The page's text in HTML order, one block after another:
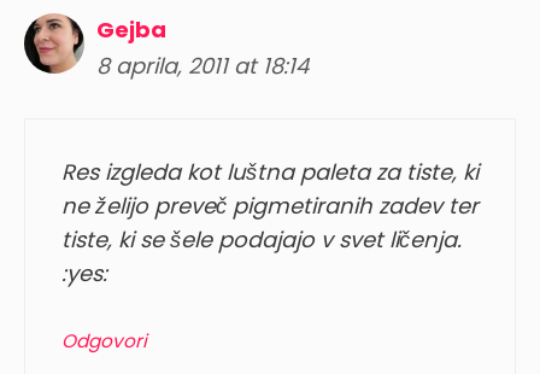
Gejba
8 aprila, 2011 at 18:14
Res izgleda kot luštna paleta za tiste, ki
ne želijo preveč pigmetiranih zadev ter
tiste, ki se šele podajajo v svet ličenja.
:yes:
Odgovori